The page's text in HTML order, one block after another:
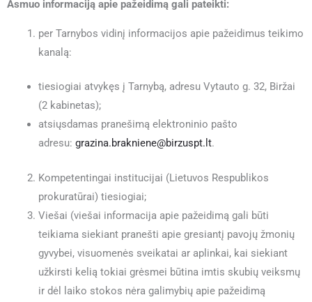
Asmuo informaciją apie pažeidimą gali pateikti:
per Tarnybos vidinį informacijos apie pažeidimus teikimo
kanalą:
tiesiogiai atvykęs į Tarnybą, adresu Vytauto g. 32, Biržai
(2 kabinetas);
atsiųsdamas pranešimą elektroninio pašto
adresu: grazina.brakniene@birzuspt.lt.
Kompetentingai institucijai (Lietuvos Respublikos
prokuratūrai) tiesiogiai;
Viešai (viešai informacija apie pažeidimą gali būti
teikiama siekiant pranešti apie gresiantį pavojų žmonių
gyvybei, visuomenės sveikatai ar aplinkai, kai siekiant
užkirsti kelią tokiai grėsmei būtina imtis skubių veiksmų
ir dėl laiko stokos nėra galimybių apie pažeidimą